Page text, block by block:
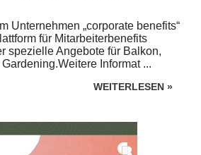
Unternehmen „corporate benefits“
für Mitarbeiterbenefits
spezielle Angebote für Balkon,
Informat ...
WEITERLESEN »